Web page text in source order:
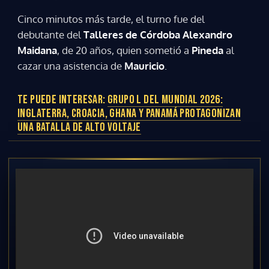
Cinco minutos más tarde, el turno fue del
debutante del Talleres de CórdobaAlexandro
Maidana, de 20 años, quien sometió a Pinedaal
cazar una asistencia de Mauricio
TE PUEDE INTERESAR: GRUPO L DEL MUNDIAL 2026:
INGLATERRA, CROACIA, GHANA Y PANAMÁ PROTAGONIZAN
UNA BATALLA DE ALTO VOLTAJE